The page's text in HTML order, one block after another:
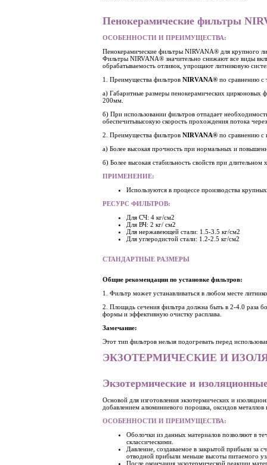
Пенокерамические фильтры
ОСОБЕННОСТИ И ПРЕИМУЩЕСТВА:
Пенокерамические фильтры NIRVANA® для крупного
Фильтры NIRVANA® значительно снижают все виды
обрабатываемость отливок, упрощают литниковую
1. Преимущества фильтров NIRVANA® по сравнению с
а) Габаритные размеры пенокерамических
200мм.
б) При использовании фильтров отпадает
обеспечитьвысокую скорость прохождения потока
2. Преимущества фильтров NIRVANA® по сравнению с
а) Более высокая прочность при нормальных и
б) Более высокая стабильность свойств при длительном
ПРИМЕНЕНИЕ:
Используются в процессе производства
РЕСУРС ФИЛЬТРОВ:
Для СЧ: 4 кг/см2
Для ВЧ: 2 кг/ см2
Для нержавеющей стали: 1.5-3.5 кг/см2
Для углеродистой стали: 1.2-2.5 кг/см2
СТАНДАРТНЫЕ РАЗМЕРЫ
Общие рекомендации по установке фильтров:
1. Фильтр может устанавливаться в любом месте
2. Площадь сечения фильтра должна быть в 2-4.0 раза
формы и эффективную очистку расплава.
Замечание:
Этот тип фильтров нельзя подогревать перед
ЭКЗОТЕРМИЧЕСКИЕ И
Экзотермические и
Основой для изготовления экзотермических и
добавлением алюминиевого порошка, оксидов металлов
ОСОБЕННОСТИ И ПРЕИМУЩЕСТВА:
Оболочки из данных материалов позволяют в
склассическими.
Давление, создаваемое в закрытой прибыли за
отводной прибыли меньше высоты питаемого
После окончания экзотермической реакции